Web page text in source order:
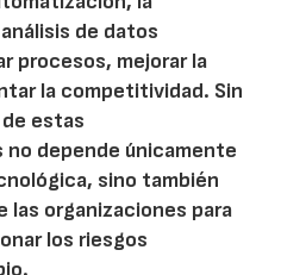
de datos
procesos, mejorar la
la competitividad. Sin
estas
depende únicamente
sino también
las organizaciones para
los riesgos